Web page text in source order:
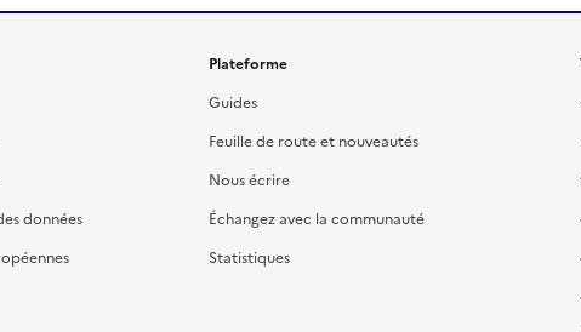
données
Plateforme
Guides
Feuille de route et nouveautés
Nous écrire
Échangez avec la communauté
Statistiques